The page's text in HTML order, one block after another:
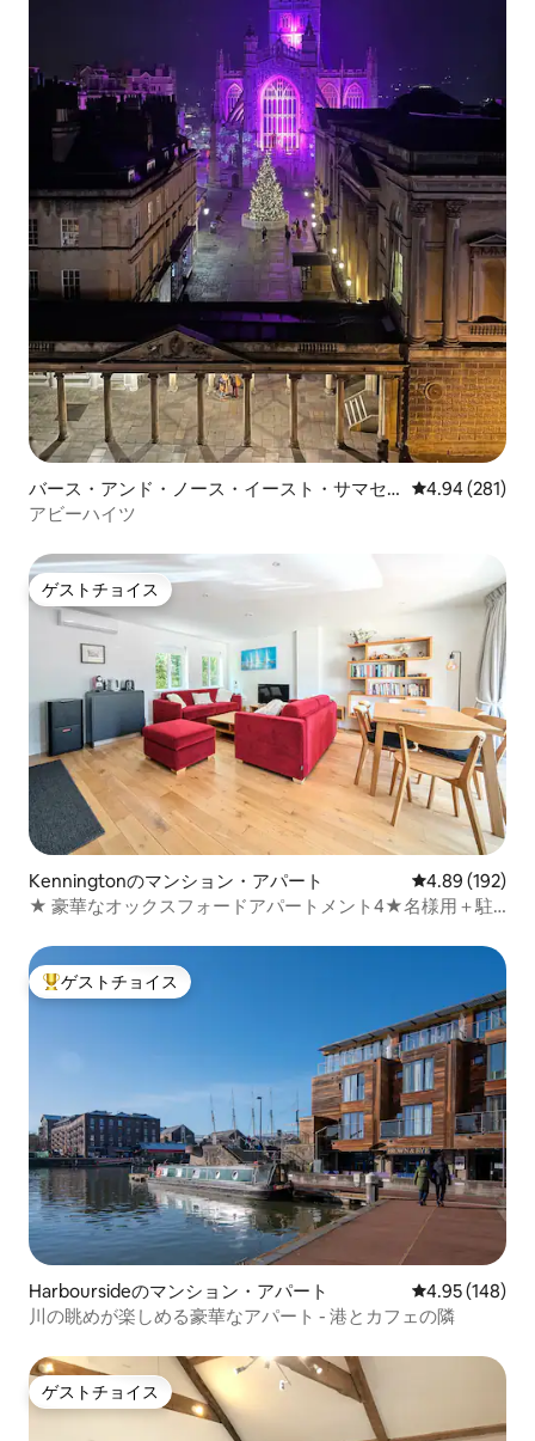
バース・アンド・ノース・イースト・サマセ
ットのマンション・アパート
レビュー281
4.94 (281)
アビーハイツ
ゲストチョイス
ゲストチョイス
Kenningtonのマンション・アパート レビュー192
4.89 (192)
★ 豪華なオックスフォードアパートメント4★名様用＋駐
大好評のゲストチョイスです。
ゲストチョイス
Harboursideのマンション・アパート レビュー148
4.95 (148)
川の眺めが楽しめる豪華なアパート - 港とカフェの隣
ゲストチョイス
ゲストチョイス